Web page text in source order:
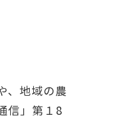
、地域の農
信」第１8